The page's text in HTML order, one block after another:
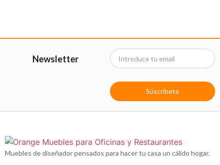
Newsletter
Súscribete
Muebles de diseñador pensados para hacer tu casa un cálido hogar.